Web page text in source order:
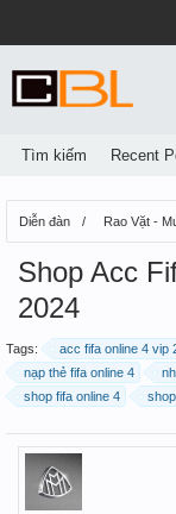
Diễn đàn Rao Vặt -
Shop Acc
2024
Tags: acc fifa online 4 vip
nạp thẻ fifa online 4
shop fifa online 4
Tìm kiếm Recent